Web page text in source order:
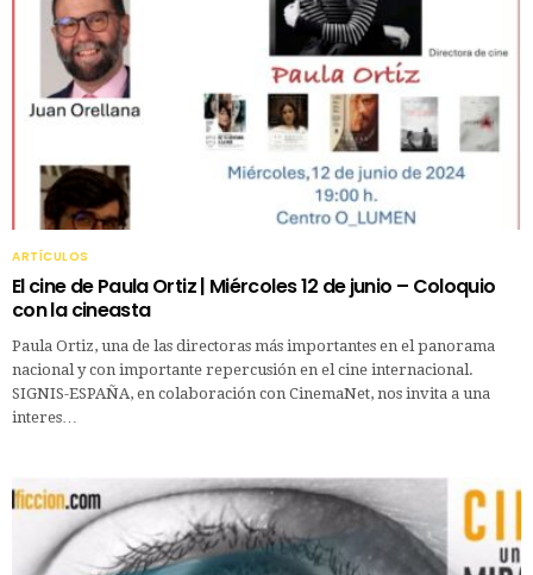
ARTÍCULOS
El cine de Paula Ortiz | Miércoles 12 de junio – Coloquio
con la cineasta
Paula Ortiz, una de las directoras más importantes en el panorama
nacional y con importante repercusión en el cine internacional.
SIGNIS-ESPAÑA, en colaboración con CinemaNet, nos invita a una
interes…